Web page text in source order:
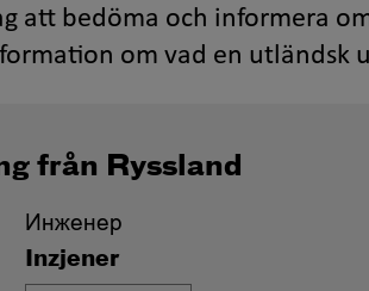
att bedöma och informera
om vad en utländsk
från Ryssland
Инженер
Inzjener